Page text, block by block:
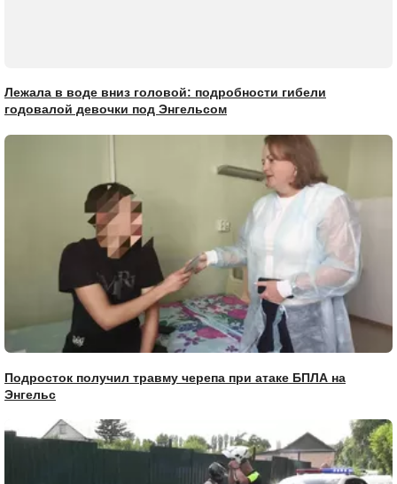
Лежала в воде вниз головой: подробности гибели
годовалой девочки под Энгельсом
Подросток получил травму черепа при атаке БПЛА на
Энгельс